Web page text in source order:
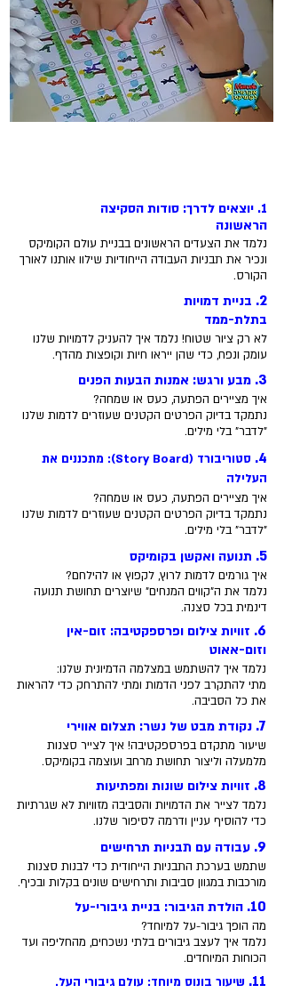
1. יוצאים לדרך: סודות הסקיצה
הראשונה
נלמד את הצעדים הראשונים בבניית עולם הקומיקס
ונכיר את תבניות העבודה הייחודיות שילוו אותנו לאורך
הקורס.
2. בניית דמויות
בתלת-ממד
לא רק ציור שטוח! נלמד איך להעניק לדמויות שלנו
עומק ונפח, כדי שהן ייראו חיות וקופצות מהדף.
3. מבע ורגש: אמנות הבעות הפנים
איך מציירים הפתעה, כעס או שמחה?
נתמקד בדיוק הפרטים הקטנים שעוזרים לדמות שלנו
"לדבר" בלי מילים.
4.
סטוריבורד (Story Board): מתכננים את
העלילה
איך מציירים הפתעה, כעס או שמחה?
נתמקד בדיוק הפרטים הקטנים שעוזרים לדמות שלנו
"לדבר" בלי מילים.
5. תנועה ואקשן בקומיקס
איך גורמים לדמות לרוץ, לקפוץ או להילחם?
נלמד את ה"קווים המנחים" שיוצרים תחושת תנועה
דינמית בכל סצנה.
6. זוויות צילום ופרספקטיבה: זום-אין
וזום-אאוט
נלמד איך להשתמש במצלמה הדמיונית שלנו:
מתי להתקרב לפני הדמות ומתי להתרחק כדי להראות
את כל הסביבה.
7. נקודת מבט של נשר: תצלום אווירי
שיעור מתקדם בפרספקטיבה! איך לצייר סצנות
מלמעלה וליצור תחושת מרחב ועוצמה בקומיקס.
8. זוויות צילום שונות ומפתיעות
נלמד לצייר את הדמויות והסביבה מזוויות לא שגרתיות
כדי להוסיף עניין ודרמה לסיפור שלנו.
9. עבודה עם תבניות תרחישים
שתמש בערכת התבניות הייחודית כדי לבנות סצנות
מורכבות במגוון סביבות ותרחישים שונים בקלות ובכיף.
10. הולדת הגיבור: בניית גיבורי-על
מה הופך גיבור-על למיוחד?
נלמד איך לעצב גיבורים בלתי נשכחים, מהחליפה ועד
הכוחות המיוחדים.
11. שיעור בונוס מיוחד: עולם גיבורי העל.